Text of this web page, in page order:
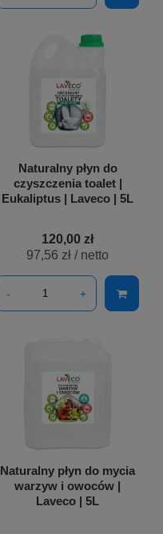
Naturalny płyn do
czyszczenia toalet |
Eukaliptus | Laveco | 5L
120,00 zł
97,56 zł / netto
- +
Naturalny płyn do mycia
warzyw i owoców |
Laveco | 5L